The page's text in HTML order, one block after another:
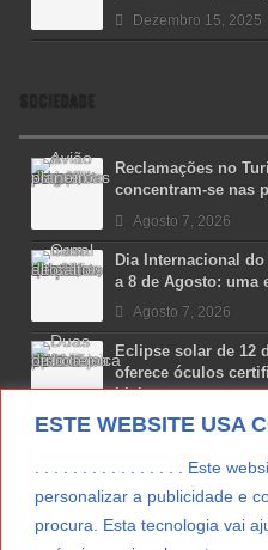
ESTE WEBSITE USA
. . . . . . . . . . . . . . . . Este
personalizar a publicidade e
procura. Esta tecnologia vai
Dezembro 15, 2025
SOCIEDADE
Reclamações no
concentram-se nas
Agosto 7, 2026
Dia Internacional
a 8 de Agosto: uma
Agosto 7, 2026
Eclipse solar de 12
oferece óculos
Lisboa
Agosto 7, 2026
Lua Afonso vence
Agosto 7, 2026